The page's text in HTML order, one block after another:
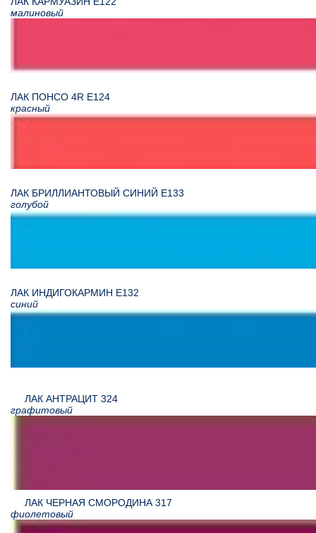
малиновый
ЛАК ПОНСО 4R Е124
красный
ЛАК БРИЛЛИАНТОВЫЙ СИНИЙ Е133
голубой
ЛАК ИНДИГОКАРМИН Е132
синий
ЛАК АНТРАЦИТ 324
графитовый
ЛАК ЧЕРНАЯ СМОРОДИНА 317
фиолетовый